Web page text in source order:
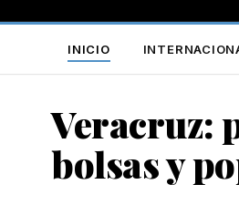
INICIO
Veracruz:
bolsas y